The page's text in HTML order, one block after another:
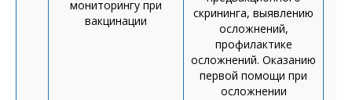
мониторингу при
вакцинации
скрининга, выявлению
осложнений,
профилактике
осложнений. Оказанию
первой помощи при
осложнении